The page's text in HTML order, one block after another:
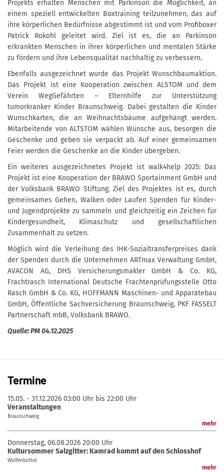
Projekts erhalten Menschen mit Parkinson die Möglichkeit, an
einem speziell entwickelten Boxtraining teilzunehmen, das auf
ihre körperlichen Bedürfnisse abgestimmt ist und vom Profiboxer
Patrick Rokohl geleitet wird. Ziel ist es, die an Parkinson
erkrankten Menschen in ihrer körperlichen und mentalen Stärke
zu fördern und ihre Lebensqualität nachhaltig zu verbessern.
Ebenfalls ausgezeichnet wurde das Projekt Wunschbaumaktion.
Das Projekt ist eine Kooperation zwischen ALSTOM und dem
Verein WegGefährten – Elternhilfe zur Unterstützung
tumorkranker Kinder Braunschweig. Dabei gestalten die Kinder
Wunschkarten, die an Weihnachtsbäume aufgehängt werden.
Mitarbeitende von ALTSTOM wählen Wünsche aus, besorgen die
Geschenke und geben sie verpackt ab. Auf einer gemeinsamen
Feier werden die Geschenke an die Kinder übergeben.
Ein weiteres ausgezeichnetes Projekt ist walk4help 2025: Das
Projekt ist eine Kooperation der BRAWO Sportainment GmbH und
der Volksbank BRAWO Stiftung. Ziel des Projektes ist es, durch
gemeinsames Gehen, Walken oder Laufen Spenden für Kinder-
und Jugendprojekte zu sammeln und gleichzeitig ein Zeichen für
Kindergesundheit, Klimaschutz und gesellschaftlichen
Zusammenhalt zu setzen.
Möglich wird die Verleihung des IHK-Sozialtransferpreises dank
der Spenden durch die Unternehmen ARTmax Verwaltung GmbH,
AVACON AG, DHS Versicherungsmakler GmbH & Co. KG,
Frachtrasch International Deutsche Frachtenprüfungsstelle Otto
Rasch GmbH & Co. KG, HOFFMANN Maschinen- und Apparatebau
GmbH, Öffentliche Sachversicherung Braunschweig, PKF FASSELT
Partnerschaft mbB, Volksbank BRAWO.
Quelle: PM 04.12.2025
Termine
15.05. - 31.12.2026 03:00 Uhr bis 22:00 Uhr
Veranstaltungen
Braunschweig
mehr
Donnerstag, 06.08.2026 20:00 Uhr
Kultursommer Salzgitter: Kamrad kommt auf den Schlosshof
Wolfenbüttel
mehr